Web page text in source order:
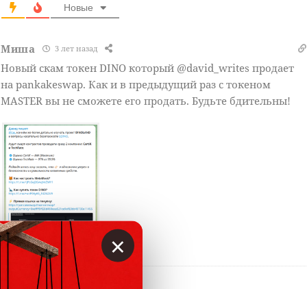
Новые
Миша 3 лет назад
Новый скам токен DINO который @david_writes продает
на pankakeswap. Как и в предыдущий раз с токеном
MASTER вы не сможете его продать. Будьте бдительны!
Ответить
×